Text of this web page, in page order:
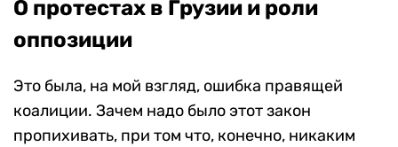
О протестах в Грузии и роли
оппозиции
Это была, на мой взгляд, ошибка правящей
коалиции. Зачем надо было этот закон
пропихивать, при том что, конечно, никаким